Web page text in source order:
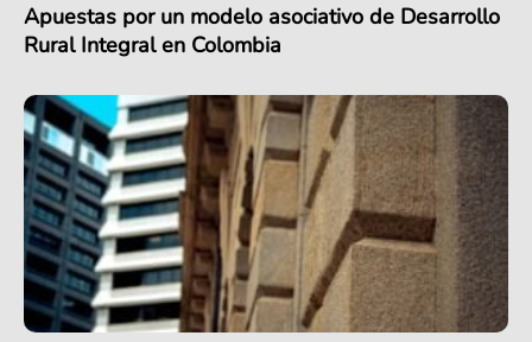
Apuestas por un modelo asociativo de Desarrollo
Rural Integral en Colombia